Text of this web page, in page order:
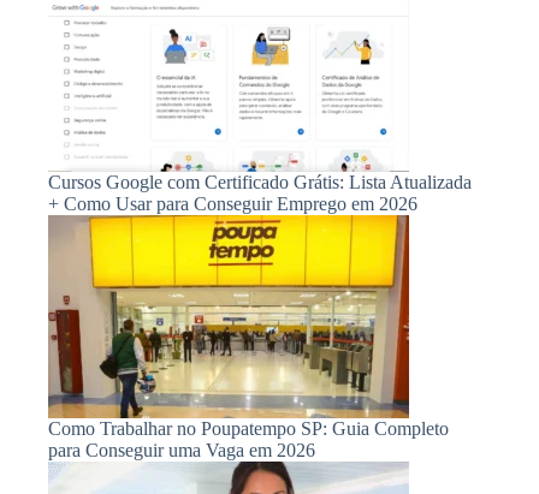
Cursos Google com Certificado Grátis: Lista Atualizada
+ Como Usar para Conseguir Emprego em 2026
Como Trabalhar no Poupatempo SP: Guia Completo
para Conseguir uma Vaga em 2026